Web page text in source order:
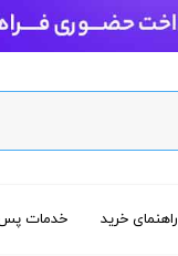
راهنمای خرید خدمات